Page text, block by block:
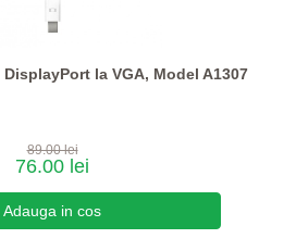
la VGA, Model A1307
89.00 lei
76.00 lei